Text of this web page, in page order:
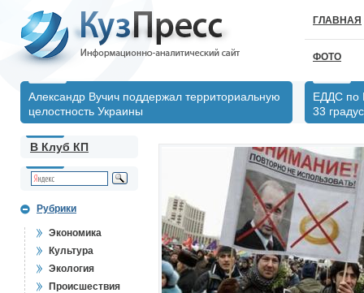
ГЛАВНАЯ
ФОТО
Александр Вучич поддержал территориальную
целостность Украины
ЕДДС по
33
В Клуб КП
Рубрики
Экономика
Культура
Экология
Происшествия